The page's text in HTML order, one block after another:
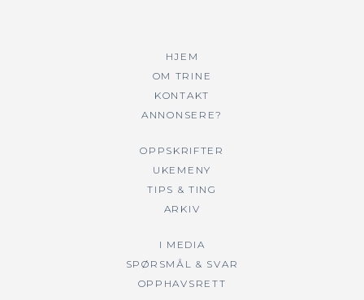
HJEM
OM TRINE
KONTAKT
ANNONSERE?
OPPSKRIFTER
UKEMENY
TIPS & TING
ARKIV
I MEDIA
SPØRSMÅL & SVAR
OPPHAVSRETT